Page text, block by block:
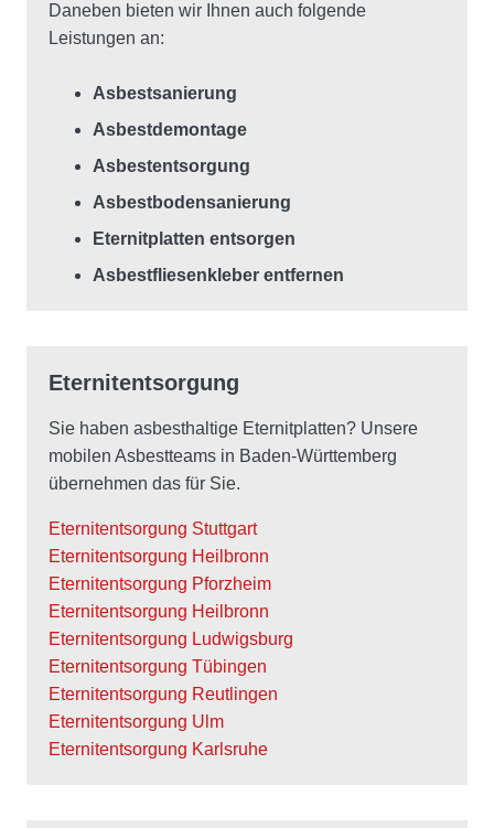
Daneben bieten wir Ihnen auch folgende
Leistungen an:
Asbestsanierung
Asbestdemontage
Asbestentsorgung
Asbestbodensanierung
Eternitplatten entsorgen
Asbestfliesenkleber entfernen
Eternitentsorgung
Sie haben asbesthaltige Eternitplatten? Unsere
mobilen Asbestteams in Baden-Württemberg
übernehmen das für Sie.
Eternitentsorgung Stuttgart
Eternitentsorgung Heilbronn
Eternitentsorgung Pforzheim
Eternitentsorgung Heilbronn
Eternitentsorgung Ludwigsburg
Eternitentsorgung Tübingen
Eternitentsorgung Reutlingen
Eternitentsorgung Ulm
Eternitentsorgung Karlsruhe